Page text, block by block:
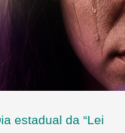
estadual da “Lei